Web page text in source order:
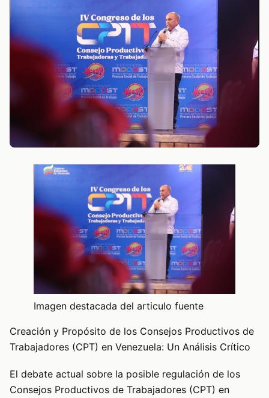
Imagen destacada del articulo fuente
Creación y Propósito de los Consejos Productivos de
Trabajadores (CPT) en Venezuela: Un Análisis Crítico
El debate actual sobre la posible regulación de los
Consejos Productivos de Trabajadores (CPT) en